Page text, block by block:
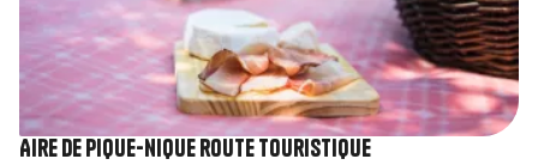
Aire de pique-nique route touristique